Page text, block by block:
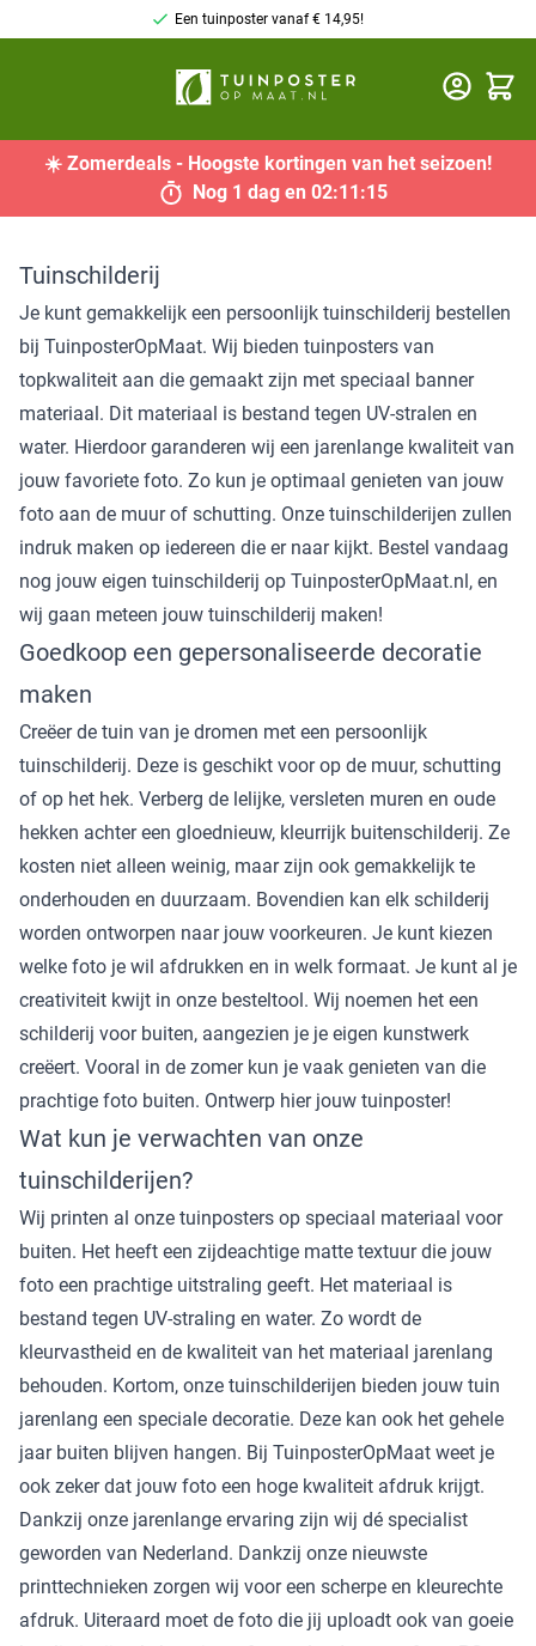
Een tuinposter vanaf € 14,95!
☀️ Zomerdeals - Hoogste kortingen van het seizoen!
Nog 1 dag en 02:11:14
Tuinschilderij
Je kunt gemakkelijk een persoonlijk tuinschilderij bestellen
bij TuinposterOpMaat. Wij bieden tuinposters van
topkwaliteit aan die gemaakt zijn met speciaal banner
materiaal. Dit materiaal is bestand tegen UV-stralen en
water. Hierdoor garanderen wij een jarenlange kwaliteit van
jouw favoriete foto. Zo kun je optimaal genieten van jouw
foto aan de muur of schutting. Onze tuinschilderijen zullen
indruk maken op iedereen die er naar kijkt. Bestel vandaag
nog jouw eigen tuinschilderij op TuinposterOpMaat.nl, en
wij gaan meteen jouw tuinschilderij maken!
Goedkoop een gepersonaliseerde decoratie
maken
Creëer de tuin van je dromen met een persoonlijk
tuinschilderij. Deze is geschikt voor op de muur, schutting
of op het hek. Verberg de lelijke, versleten muren en oude
hekken achter een gloednieuw, kleurrijk buitenschilderij. Ze
kosten niet alleen weinig, maar zijn ook gemakkelijk te
onderhouden en duurzaam. Bovendien kan elk schilderij
worden ontworpen naar jouw voorkeuren. Je kunt kiezen
welke foto je wil afdrukken en in welk formaat. Je kunt al je
creativiteit kwijt in onze besteltool. Wij noemen het een
schilderij voor buiten, aangezien je je eigen kunstwerk
creëert. Vooral in de zomer kun je vaak genieten van die
prachtige foto buiten. Ontwerp hier jouw tuinposter!
Wat kun je verwachten van onze
tuinschilderijen?
Wij printen al onze tuinposters op speciaal materiaal voor
buiten. Het heeft een zijdeachtige matte textuur die jouw
foto een prachtige uitstraling geeft. Het materiaal is
bestand tegen UV-straling en water. Zo wordt de
kleurvastheid en de kwaliteit van het materiaal jarenlang
behouden. Kortom, onze tuinschilderijen bieden jouw tuin
jarenlang een speciale decoratie. Deze kan ook het gehele
jaar buiten blijven hangen. Bij TuinposterOpMaat weet je
ook zeker dat jouw foto een hoge kwaliteit afdruk krijgt.
Dankzij onze jarenlange ervaring zijn wij dé specialist
geworden van Nederland. Dankzij onze nieuwste
printtechnieken zorgen wij voor een scherpe en kleurechte
afdruk. Uiteraard moet de foto die jij uploadt ook van goeie